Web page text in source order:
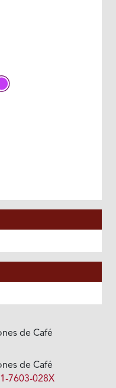
de Café
de Café
7603-028X